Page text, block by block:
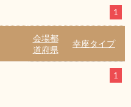
1
会場都
道府県
幸座タイプ
1